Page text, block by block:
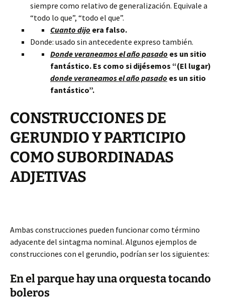
siempre como relativo de generalización. Equivale a
“todo lo que”, “todo el que”.
Cuanto dijo era falso.
Donde: usado sin antecedente expreso también.
Donde veraneamos el año pasado es un sitio
fantástico. Es como si dijésemos “(El lugar)
donde veraneamos el año pasado es un sitio
fantástico”.
CONSTRUCCIONES DE
GERUNDIO Y PARTICIPIO
COMO SUBORDINADAS
ADJETIVAS
Ambas construcciones pueden funcionar como término
adyacente del sintagma nominal. Algunos ejemplos de
construcciones con el gerundio, podrían ser los siguientes:
En el parque hay una orquesta tocando
boleros